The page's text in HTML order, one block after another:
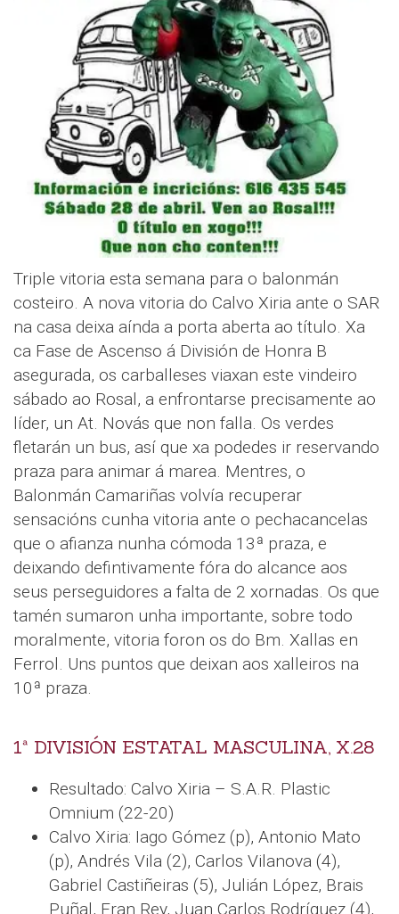
Triple vitoria esta semana para o balonmán
costeiro. A nova vitoria do Calvo Xiria ante o SAR
na casa deixa aínda a porta aberta ao título. Xa
ca Fase de Ascenso á División de Honra B
asegurada, os carballeses viaxan este vindeiro
sábado ao Rosal, a enfrontarse precisamente ao
líder, un At. Novás que non falla. Os verdes
fletarán un bus, así que xa podedes ir reservando
praza para animar á marea. Mentres, o
Balonmán Camariñas volvía recuperar
sensacións cunha vitoria ante o pechacancelas
que o afianza nunha cómoda 13ª praza, e
deixando defintivamente fóra do alcance aos
seus perseguidores a falta de 2 xornadas. Os que
tamén sumaron unha importante, sobre todo
moralmente, vitoria foron os do Bm. Xallas en
Ferrol. Uns puntos que deixan aos xalleiros na
10ª praza.
1ª DIVISIÓN ESTATAL MASCULINA, X.28
Resultado: Calvo Xiria – S.A.R. Plastic
Omnium (22-20)
Calvo Xiria: Iago Gómez (p), Antonio Mato
(p), Andrés Vila (2), Carlos Vilanova (4),
Gabriel Castiñeiras (5), Julián López, Brais
Puñal, Fran Rey, Juan Carlos Rodríguez (4),